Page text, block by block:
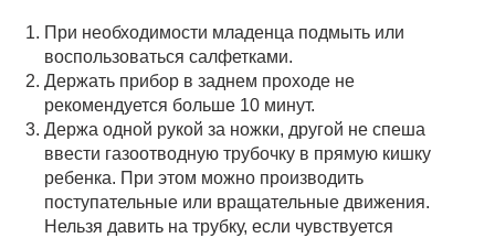
При необходимости младенца подмыть или
воспользоваться салфетками.
Держать прибор в заднем проходе не
рекомендуется больше 10 минут.
Держа одной рукой за ножки, другой не спеша
ввести газоотводную трубочку в прямую кишку
ребенка. При этом можно производить
поступательные или вращательные движения.
Нельзя давить на трубку, если чувствуется